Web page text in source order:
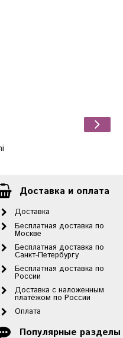
Доставка и оплата
Доставка
Бесплатная доставка по
Москве
Бесплатная доставка по
Санкт-Петербургу
Бесплатная доставка по
России
Доставка с наложенным
платёжом по России
Оплата
Популярные разделы